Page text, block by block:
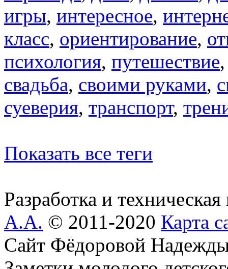
игры, интересное,
класс, ориентирование,
психология, путешествие
свадьба, своими руками,
суеверия, транспорт,
Показать все теги
Разработка и
А.А. © 2011-2020 Карта
Сайт Фёдоровой